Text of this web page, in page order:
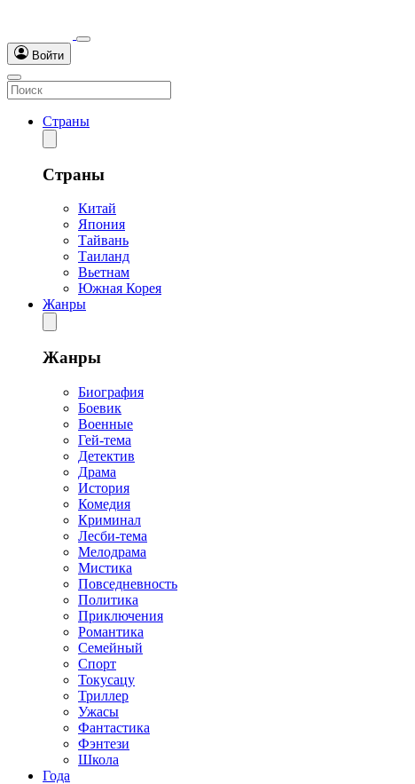
Войти
Страны
Страны
Китай
Япония
Тайвань
Таиланд
Вьетнам
Южная Корея
Жанры
Жанры
Биография
Боевик
Военные
Гей-тема
Детектив
Драма
История
Комедия
Криминал
Лесби-тема
Мелодрама
Мистика
Повседневность
Политика
Приключения
Романтика
Семейный
Спорт
Токусацу
Триллер
Ужасы
Фантастика
Фэнтези
Школа
Года